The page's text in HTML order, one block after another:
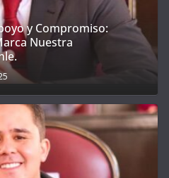
y Compromiso:
Nuestra